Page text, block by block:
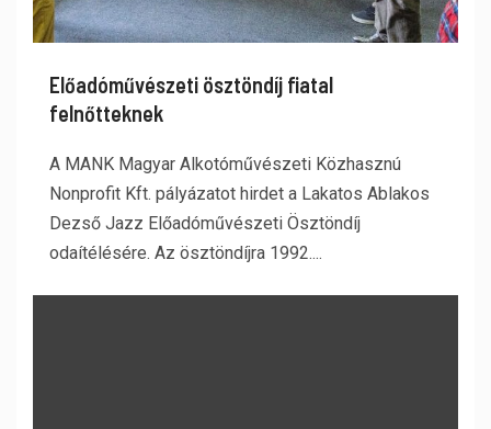
Előadóművészeti ösztöndíj fiatal
felnőtteknek
A MANK Magyar Alkotóművészeti Közhasznú
Nonprofit Kft. pályázatot hirdet a Lakatos Ablakos
Dezső Jazz Előadóművészeti Ösztöndíj
odaítélésére. Az ösztöndíjra 1992....